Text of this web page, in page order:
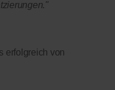
erfolgreich von